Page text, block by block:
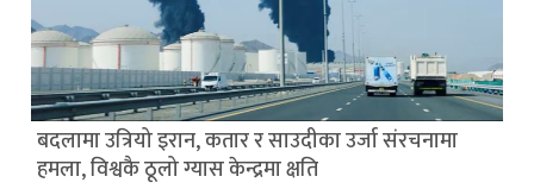
बदलामा उत्रियो इरान, कतार र साउदीका उर्जा संरचनामा
हमला, विश्वकै ठूलो ग्यास केन्द्रमा क्षति